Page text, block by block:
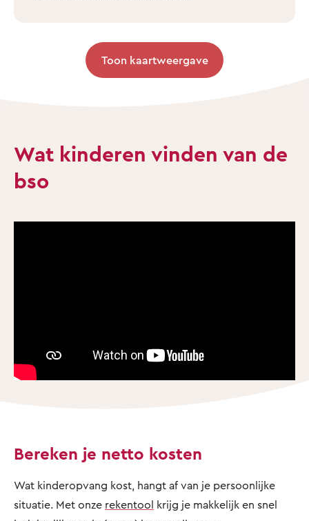
Toon kaartweergave
Wat kinderen vinden van de
bso
Bereken je netto kosten
Wat kinderopvang kost, hangt af van je persoonlijke
situatie. Met onze rekentool krijg je makkelijk en snel